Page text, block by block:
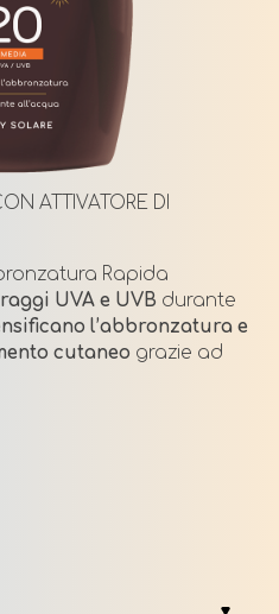
ATTIVATORE DI
Rapida
UVA e UVB durante
l’abbronzatura e
cutaneo grazie ad